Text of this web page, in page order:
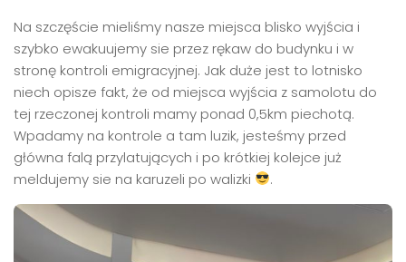
Na szczęście mieliśmy nasze miejsca blisko wyjścia i
szybko ewakuujemy sie przez rękaw do budynku i w
stronę kontroli emigracyjnej. Jak duże jest to lotnisko
niech opisze fakt, że od miejsca wyjścia z samolotu do
tej rzeczonej kontroli mamy ponad 0,5km piechotą.
Wpadamy na kontrole a tam luzik, jesteśmy przed
główna falą przylatujących i po krótkiej kolejce już
meldujemy sie na karuzeli po walizki
.